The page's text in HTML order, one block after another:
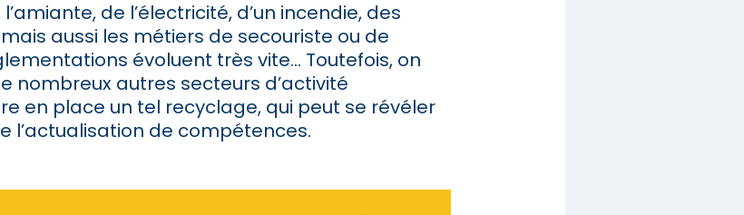
de l’électricité, d’un incendie, des
aussi les métiers de secouriste ou de
évoluent très vite… Toutefois, on
nombreux autres secteurs d’activité
en place un tel recyclage, qui peut se révéler
l’actualisation de compétences.